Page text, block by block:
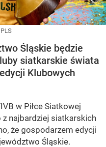
Śląskie będzie
siatkarskie świata
Klubowych
w Piłce Siatkowej
najbardziej siatkarskich
że gospodarzem edycji
Śląskie.